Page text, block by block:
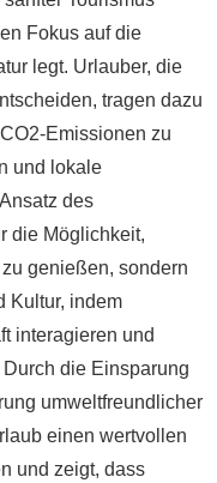
Fokus auf die
legt. Urlauber, die
tragen dazu
Emissionen zu
und lokale
des
die Möglichkeit,
genießen, sondern
Kultur, indem
interagieren und
die Einsparung
umweltfreundlicher
einen wertvollen
und zeigt, dass